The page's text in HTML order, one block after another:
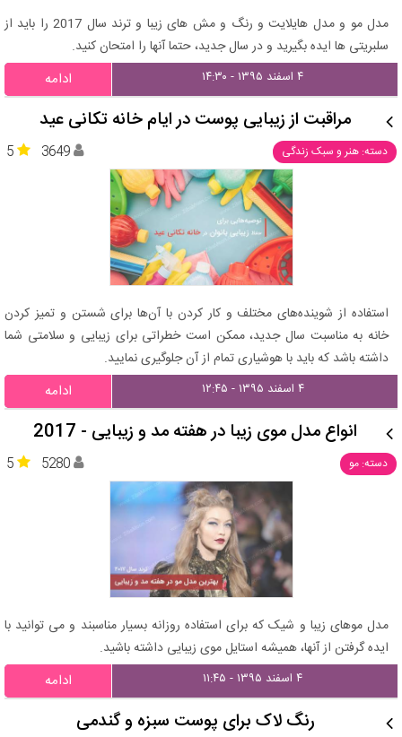
مدل مو و مدل هایلایت و رنگ و مش های زیبا و ترند سال 2017 را باید از
سلبریتی ها ایده بگیرید و در سال جدید، حتما آنها را امتحان کنید.
۴ اسفند ۱۳۹۵ - ۱۴:۳۰ ادامه
مراقبت از زیبایی پوست در ایام خانه تکانی عید
دسته: هنر و سبک زندگی 5 3649
استفاده از شوینده‌های مختلف و کار کردن با آن‌ها برای شستن و تمیز کردن
خانه به مناسبت سال جدید، ممکن است خطراتی برای زیبایی و سلامتی شما
داشته باشد که باید با هوشیاری تمام از آن‌ جلوگیری نمایید.
۴ اسفند ۱۳۹۵ - ۱۲:۴۵ ادامه
انواع مدل موی زیبا در هفته مد و زیبایی - 2017
دسته: مو 5 5280
مدل موهای زیبا و شیک که برای استفاده روزانه بسیار مناسبند و می توانید با
ایده گرفتن از آنها، همیشه استایل موی زیبایی داشته باشید.
۴ اسفند ۱۳۹۵ - ۱۱:۴۵ ادامه
رنگ لاک برای پوست سبزه و گندمی